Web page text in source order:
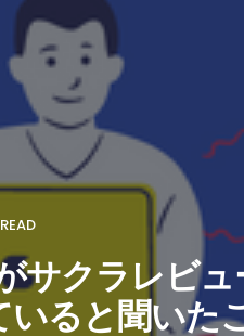
サクラレビ
いると聞いた